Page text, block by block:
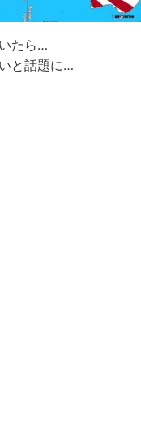
たら…
と話題に…